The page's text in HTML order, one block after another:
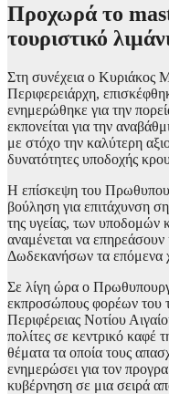
Προχωρά το
τουριστικό
Στη συνέχεια ο Κυριάκος
Περιφερειάρχη,
ενημερώθηκε για την
εκπονείται για την
με στόχο την καλύτερη
δυνατότητες υποδοχής
Η επίσκεψη του
βούληση για επιτάχυνση
της υγείας, των υποδομών
αναμένεται να
Δωδεκανήσων τα επόμενα
Σε λίγη ώρα ο
εκπροσώπους φορέων του
Περιφέρειας Νοτίου
πολίτες σε κεντρικό καφέ
θέματα τα οποία τους
ενημερώσει για τον
κυβέρνηση σε μια σειρά